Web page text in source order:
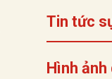
Tin tức
Hình ảnh